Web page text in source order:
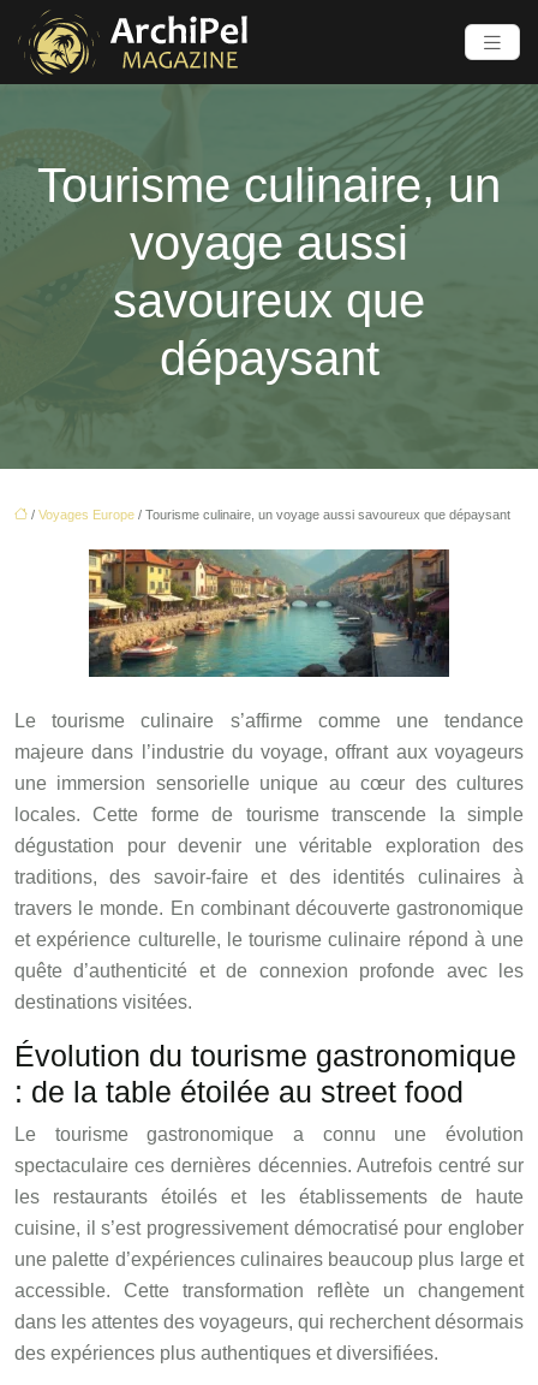
Tourisme culinaire, un
voyage aussi
savoureux que
dépaysant
/ Voyages Europe / Tourisme culinaire, un voyage aussi savoureux que dépaysant
Le tourisme culinaire s’affirme comme une tendance
majeure dans l’industrie du voyage, offrant aux voyageurs
une immersion sensorielle unique au cœur des cultures
locales. Cette forme de tourisme transcende la simple
dégustation pour devenir une véritable exploration des
traditions, des savoir-faire et des identités culinaires à
travers le monde. En combinant découverte gastronomique
et expérience culturelle, le tourisme culinaire répond à une
quête d’authenticité et de connexion profonde avec les
destinations visitées.
Évolution du tourisme gastronomique
: de la table étoilée au street food
Le tourisme gastronomique a connu une évolution
spectaculaire ces dernières décennies. Autrefois centré sur
les restaurants étoilés et les établissements de haute
cuisine, il s’est progressivement démocratisé pour englober
une palette d’expériences culinaires beaucoup plus large et
accessible. Cette transformation reflète un changement
dans les attentes des voyageurs, qui recherchent désormais
des expériences plus authentiques et diversifiées.